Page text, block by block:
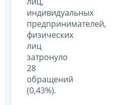
индивидуальных
предпринимателей,
физических
лиц
затронуло
28
обращений
(0,43%).